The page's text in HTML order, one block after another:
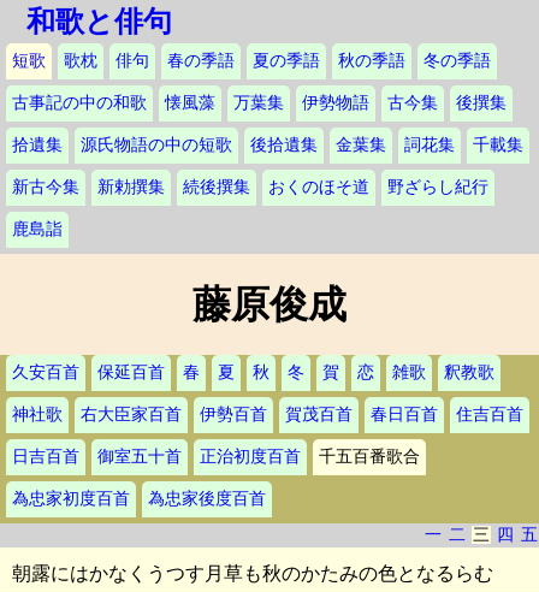
和歌と俳句
短歌 歌枕 俳句 春の季語 夏の季語 秋の季語 冬の季語
古事記の中の和歌 懐風藻 万葉集 伊勢物語 古今集 後撰集
拾遺集 源氏物語の中の短歌 後拾遺集 金葉集 詞花集 千載集
新古今集 新勅撰集 続後撰集 おくのほそ道 野ざらし紀行
鹿島詣
藤原俊成
久安百首 保延百首 春 夏 秋 冬 賀 恋 雑歌 釈教歌
神社歌 右大臣家百首 伊勢百首 賀茂百首 春日百首 住吉百首
日吉百首 御室五十首 正治初度百首 千五百番歌合
為忠家初度百首
為忠家後度百首
一 二 三 四 五
朝露にはかなくうつす月草も秋のかたみの色となるらむ